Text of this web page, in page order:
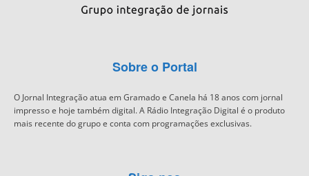
Sobre o Portal
O Jornal Integração atua em Gramado e Canela há 18 anos com jornal
impresso e hoje também digital. A Rádio Integração Digital é o produto
mais recente do grupo e conta com programações exclusivas.